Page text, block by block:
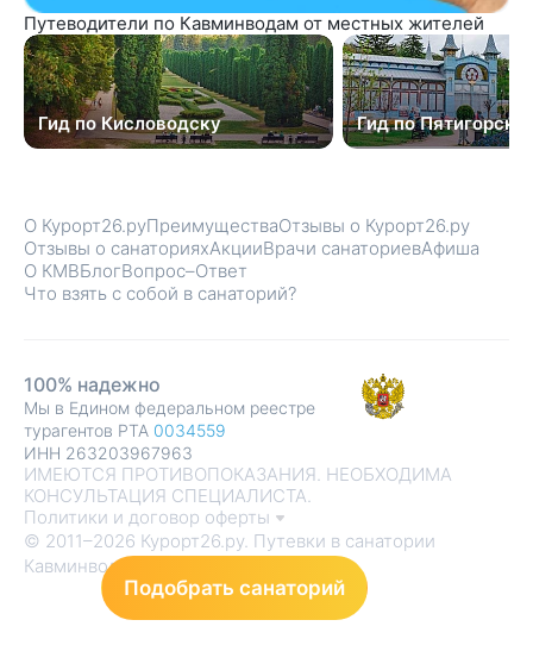
Путеводители по Кавминводам от местных жителей
Гид по Кисловодску Гид по Пятигорску
О Курорт26.руПреимуществаОтзывы о Курорт26.ру
Отзывы о санаторияхАкцииВрачи санаториевАфиша
О КМВБлогВопрос–Ответ
Что взять с собой в санаторий?
ИМЕЮТСЯ ПРОТИВОПОКАЗАНИЯ. НЕОБХОДИМА
КОНСУЛЬТАЦИЯ СПЕЦИАЛИСТА.
Политики и договор оферты
© 2011–2026 Курорт26.ру. Путевки в санатории
Кавминвод
100% надежно
Мы в Едином федеральном реестре
турагентов РТА 0034559
ИНН 263203967963
Подобрать санаторий